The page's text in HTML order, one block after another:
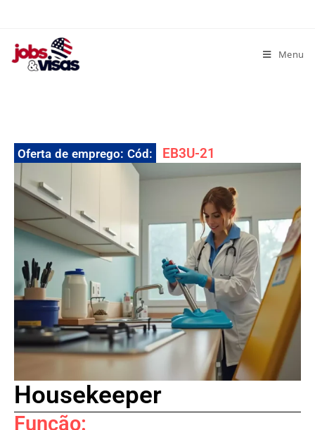
Menu
Oferta de emprego: Cód: EB3U-21
Housekeeper
Função: